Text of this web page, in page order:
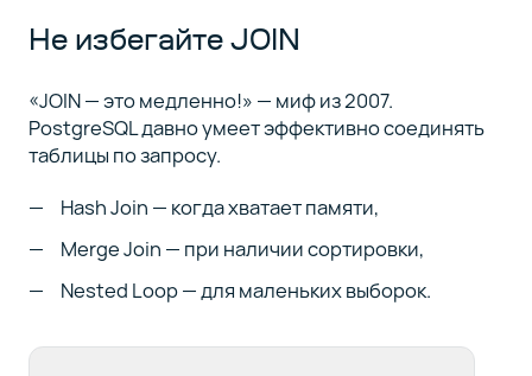
Не избегайте JOIN
«JOIN — это медленно!» — миф из 2007.
PostgreSQL давно умеет эффективно соединять
таблицы по запросу.
Hash Join — когда хватает памяти,
Merge Join — при наличии сортировки,
Nested Loop — для маленьких выборок.